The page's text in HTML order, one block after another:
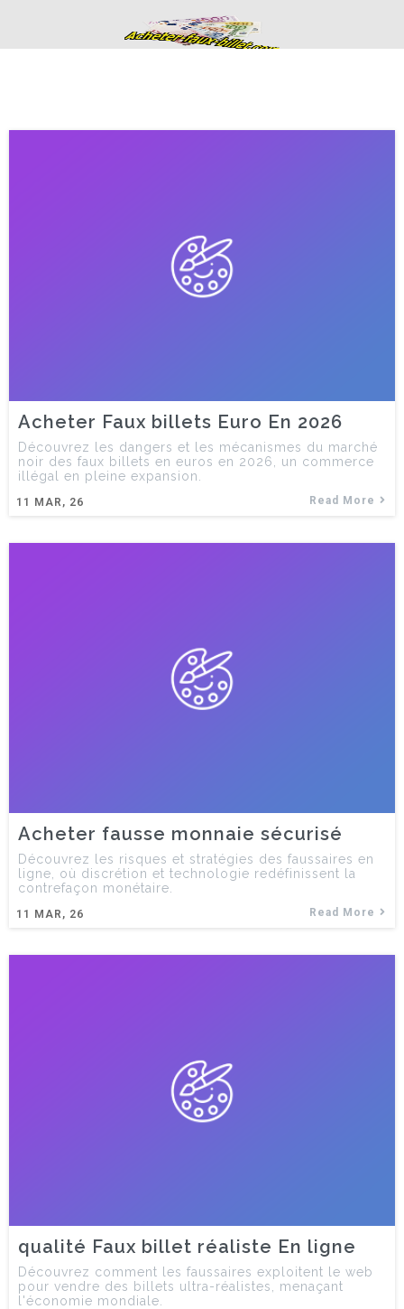
monnaie en euros
CONTACTS
Acheter Faux billets Euro En 2026
11 MAR, 26
Découvrez les dangers et les mécanismes du marché
noir des faux billets en euros en 2026, un commerce
illégal en pleine expansion.
Read More
Acheter fausse monnaie sécurisé
11 MAR, 26
Découvrez les risques et stratégies des faussaires en
ligne, où discrétion et technologie redéfinissent la
contrefaçon monétaire.
Read More
qualité Faux billet réaliste En ligne
Découvrez comment les faussaires exploitent le web
pour vendre des billets ultra-réalistes, menaçant
l'économie mondiale.